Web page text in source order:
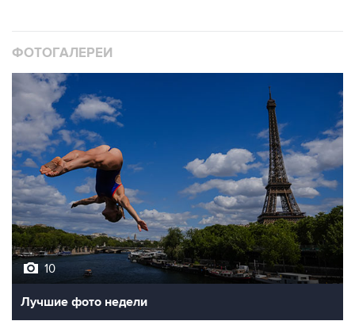
ФОТОГАЛЕРЕИ
10
Лучшие фото недели